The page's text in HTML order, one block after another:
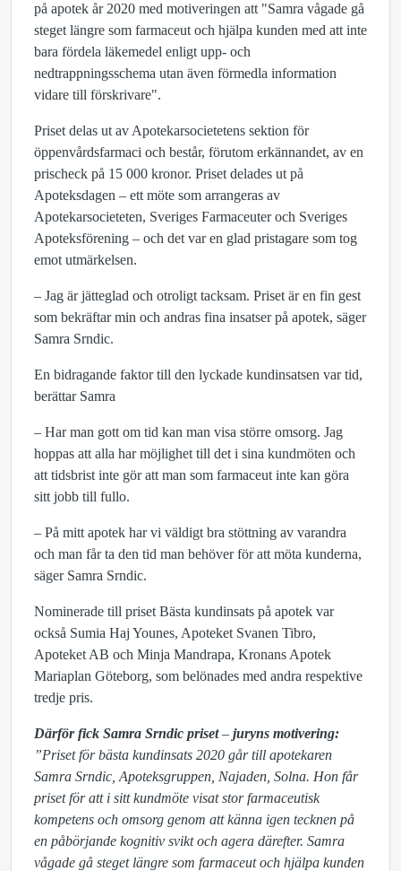
på apotek år 2020 med motiveringen att "Samra vågade gå
steget längre som farmaceut och hjälpa kunden med att inte
bara fördela läkemedel enligt upp- och
nedtrappningsschema utan även förmedla information
vidare till förskrivare".
Priset delas ut av Apotekarsocietetens sektion för
öppenvårdsfarmaci och består, förutom erkännandet, av en
prischeck på 15 000 kronor. Priset delades ut på
Apoteksdagen – ett möte som arrangeras av
Apotekarsocieteten, Sveriges Farmaceuter och Sveriges
Apoteksförening – och det var en glad pristagare som tog
emot utmärkelsen.
– Jag är jätteglad och otroligt tacksam. Priset är en fin gest
som bekräftar min och andras fina insatser på apotek, säger
Samra Srndic.
En bidragande faktor till den lyckade kundinsatsen var tid,
berättar Samra
– Har man gott om tid kan man visa större omsorg. Jag
hoppas att alla har möjlighet till det i sina kundmöten och
att tidsbrist inte gör att man som farmaceut inte kan göra
sitt jobb till fullo.
– På mitt apotek har vi väldigt bra stöttning av varandra
och man får ta den tid man behöver för att möta kunderna,
säger Samra Srndic.
Nominerade till priset Bästa kundinsats på apotek var
också Sumia Haj Younes, Apoteket Svanen Tibro,
Apoteket AB och Minja Mandrapa, Kronans Apotek
Mariaplan Göteborg, som belönades med andra respektive
tredje pris.
Därför fick Samra Srndic priset– juryns motivering:
”Priset för bästa kundinsats 2020 går till apotekaren
Samra Srndic, Apoteksgruppen, Najaden, Solna. Hon får
priset för att i sitt kundmöte visat stor farmaceutisk
kompetens och omsorg genom att känna igen tecknen på
en påbörjande kognitiv svikt och agera därefter. Samra
vågade gå steget längre som farmaceut och hjälpa kunden